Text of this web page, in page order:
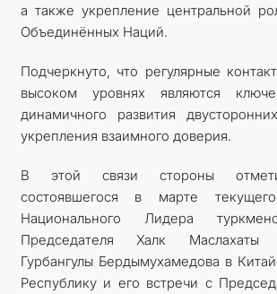
а также укрепление центральной
Объединённых Наций.
Подчеркнуто, что регулярные
высоком уровнях являются
динамичного развития
укрепления взаимного доверия.
В этой связи стороны
состоявшегося в марте
Национального Лидера
Председателя Халк Маслахаты
Гурбангулы Бердымухамедова в
Республику и его встречи с